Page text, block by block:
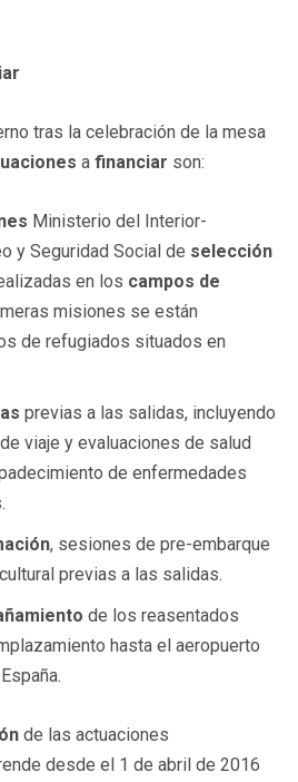
tras la celebración de la mesa
a financiar son:
Ministerio del Interior-
y Seguridad Social de selección
en los campos de
misiones se están
de refugiados situados en
previas a las salidas, incluyendo
viaje y evaluaciones de salud
de enfermedades
, sesiones de pre-embarque
previas a las salidas.
de los reasentados
hasta el aeropuerto
de las actuaciones
desde el 1 de abril de 2016